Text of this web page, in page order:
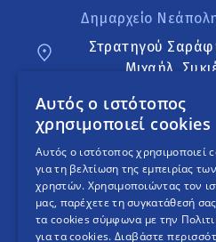
Δημαρχείο
Στρατηγού
Μιχαήλ,
English
Αυτός ο ιστότοπος
χρησιμοποιεί cookies
Αυτός ο ιστότοπος χρησιμοποιεί
για τη βελτίωση της εμπειρίας των
χρηστών. Χρησιμοποιώντας τον
μας, παρέχετε τη συγκατάθεσή
τα cookies σύμφωνα με την
για τα cookies. Διαβάστε